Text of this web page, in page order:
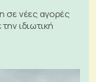
σε νέες αγορές
ιδιωτική